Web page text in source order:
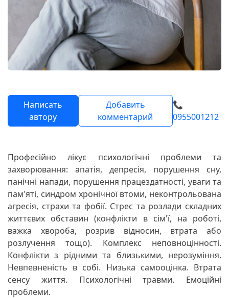
Написать
автору
Добавить
комментарий
📞
0955001212
Професійно лікує психологічні проблеми та
захворювання: апатія, депресія, порушення сну,
панічні напади, порушення працездатності, уваги та
пам'яті, синдром хронічної втоми, неконтрольована
агресія, страхи та фобії. Стрес та розлади складних
життєвих обставин (конфлікти в сім'ї, на роботі,
важка хвороба, розрив відносин, втрата або
розлучення тощо). Комплекс неповноцінності.
Конфлікти з рідними та близькими, нерозуміння.
Невпевненість в собі. Низька самооцінка. Втрата
сенсу життя. Психологічні травми. Емоційні
проблеми.